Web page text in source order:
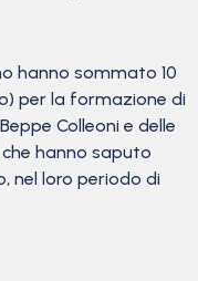
hanno sommato 10
per la formazione di
Colleoni e delle
che hanno saputo
nel loro periodo di